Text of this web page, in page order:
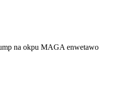
na okpu MAGA enwetawo